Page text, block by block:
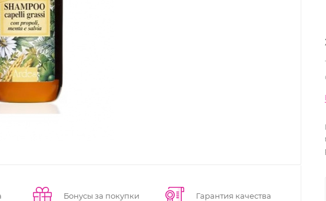
Бонусы за покупки Гарантия качества